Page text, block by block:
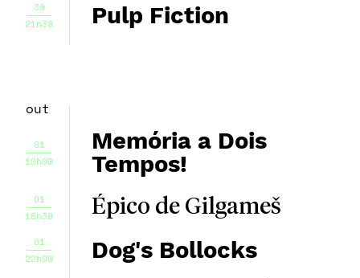
30
21h30
Pulp Fiction
out
01
10h00
Memória a Dois
Tempos!
01
18h30
Épico de Gilgameš
01
22h00
Dog's Bollocks